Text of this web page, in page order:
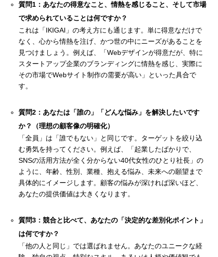
質問1：あなたの得意なこと、情熱を感じること、そして市場
で求められていることは何ですか？
これは「IKIGAI」の考え方にも通じます。単に得意なだけで
なく、心から情熱を注げ、かつ世の中にニーズがあることを
見つけましょう。例えば、「Webデザインが得意だが、特に
スタートアップ企業のブランディングに情熱を感じ、実際に
その市場でWebサイト制作の需要が高い」といった具合で
す。
質問2：あなたは「誰の」「どんな悩み」を解決したいです
か？（理想の顧客像の明確化）
「全員」は「誰でもない」と同じです。ターゲットを絞り込
む勇気を持ってください。例えば、「起業したばかりで、
SNSの活用方法が全く分からない40代女性のひとり社長」の
ように、年齢、性別、業種、抱える悩み、未来への願望まで
具体的にイメージします。顧客の悩みが深ければ深いほど、
あなたの提供価値は大きくなります。
質問3：競合と比べて、あなたの「決定的な差別化ポイント」
は何ですか？
「他の人と同じ」では選ばれません。あなたのユニークな経